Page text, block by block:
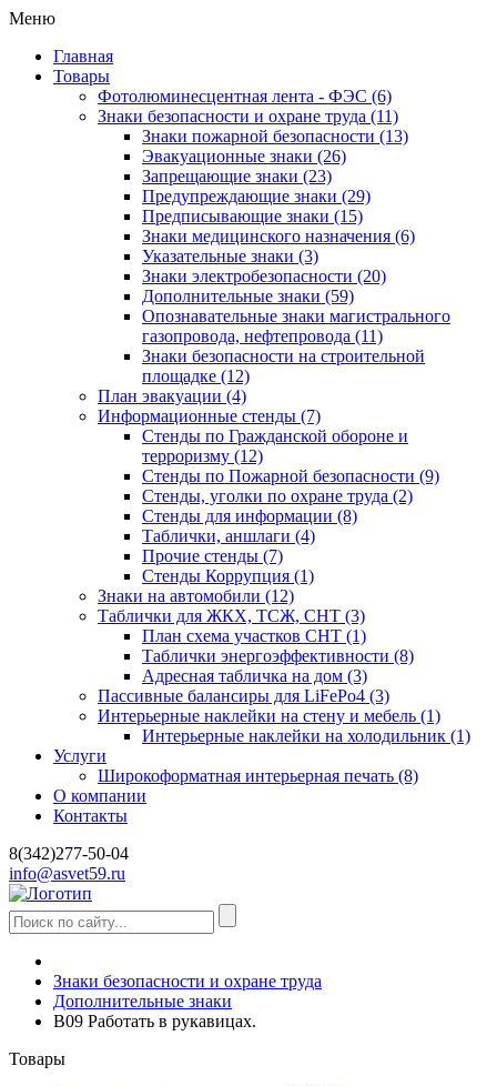
Меню
Главная
Товары
Фотолюминесцентная лента - ФЭС (6)
Знаки безопасности и охране труда (11)
Знаки пожарной безопасности (13)
Эвакуационные знаки (26)
Запрещающие знаки (23)
Предупреждающие знаки (29)
Предписывающие знаки (15)
Знаки медицинского назначения (6)
Указательные знаки (3)
Знаки электробезопасности (20)
Дополнительные знаки (59)
Опознавательные знаки магистрального
газопровода, нефтепровода (11)
Знаки безопасности на строительной
площадке (12)
План эвакуации (4)
Информационные стенды (7)
Стенды по Гражданской обороне и
терроризму (12)
Стенды по Пожарной безопасности (9)
Стенды, уголки по охране труда (2)
Стенды для информации (8)
Таблички, аншлаги (4)
Прочие стенды (7)
Стенды Коррупция (1)
Знаки на автомобили (12)
Таблички для ЖКХ, ТСЖ, СНТ (3)
План схема участков СНТ (1)
Таблички энергоэффективности (8)
Адресная табличка на дом (3)
Пассивные балансиры для LiFePo4 (3)
Интерьерные наклейки на стену и мебель (1)
Интерьерные наклейки на холодильник (1)
Услуги
Широкоформатная интерьерная печать (8)
О компании
Контакты
8(342)277-50-04
info@asvet59.ru
Знаки безопасности и охране труда
Дополнительные знаки
B09 Работать в рукавицах.
Товары